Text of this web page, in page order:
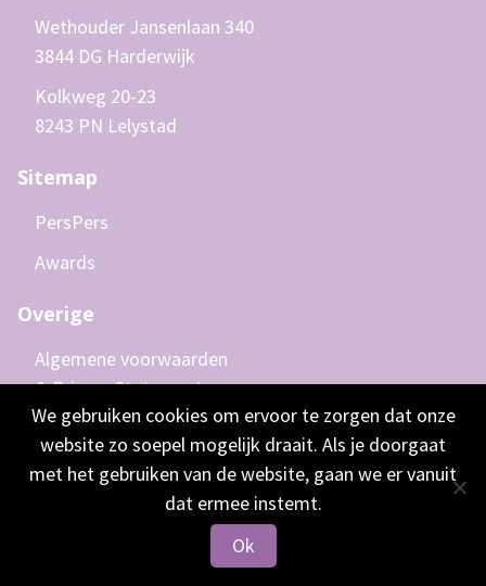
Wethouder Jansenlaan 340
3844 DG Harderwijk
Kolkweg 20-23
8243 PN Lelystad
Sitemap
PersPers
Awards
Overige
Algemene voorwaarden
& Privacy Statement
Disclaimer
Alle rechten voorbehouden, Care for Women -
Martine van Leeuwen
We gebruiken cookies om ervoor te zorgen dat onze
website zo soepel mogelijk draait. Als je doorgaat
met het gebruiken van de website, gaan we er vanuit
dat ermee instemt.
Ok